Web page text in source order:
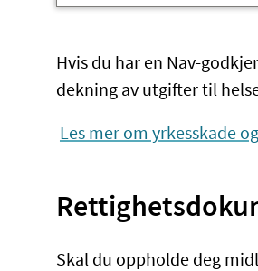
Hvis du har en Nav-
dekning av utgifter til
Les mer om yrkesskade
Skal du oppholde deg